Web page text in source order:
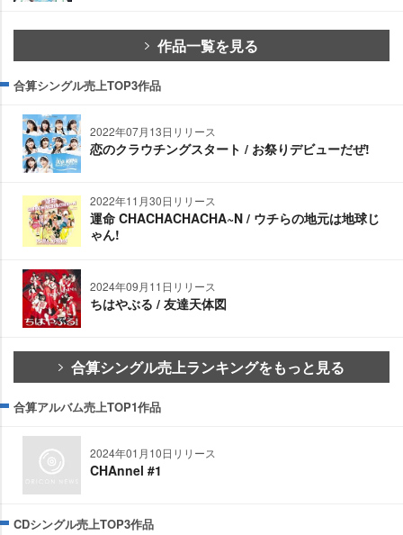
作品一覧を見る
合算シングル売上TOP3作品
2022年07月13日リリース
恋のクラウチングスタート / お祭りデビューだぜ!
2022年11月30日リリース
運命 CHACHACHACHA~N / ウチらの地元は地球じ
ゃん!
2024年09月11日リリース
ちはやぶる / 友達天体図
合算シングル売上ランキングをもっと見る
合算アルバム売上TOP1作品
2024年01月10日リリース
CHAnnel #1
CDシングル売上TOP3作品